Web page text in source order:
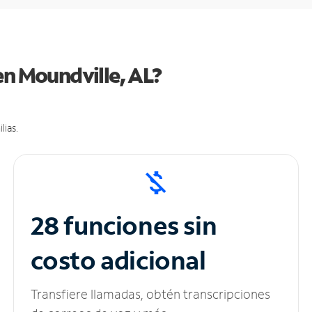
Moundville, AL?
28 funciones sin
costo adicional
Transfiere llamadas, obtén transcripciones